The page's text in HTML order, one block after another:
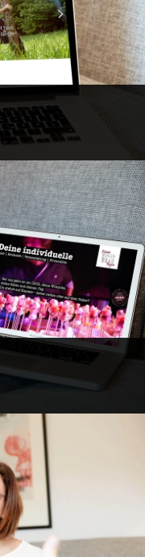
& Corporate-